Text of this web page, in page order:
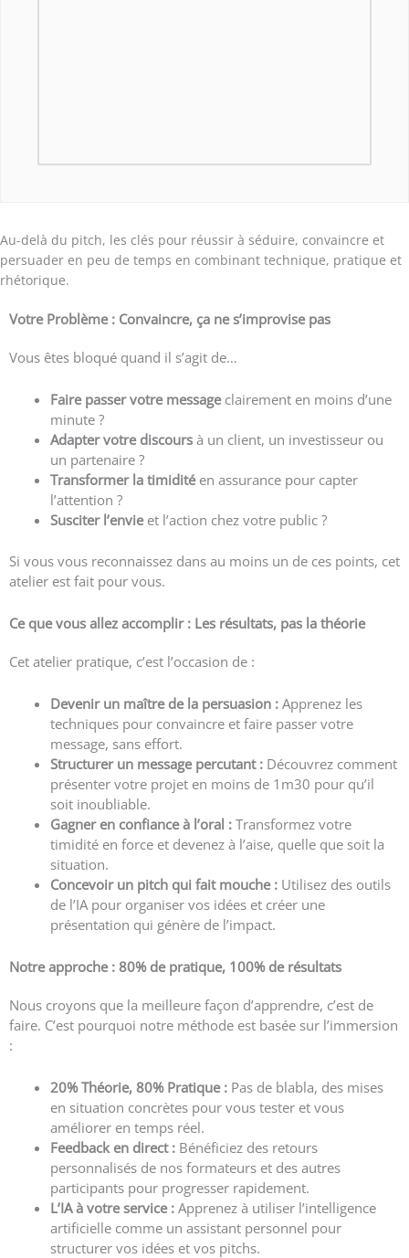
Au-delà du pitch, les clés pour réussir à séduire, convaincre et
persuader en peu de temps en combinant technique, pratique et
rhétorique.
Votre Problème : Convaincre, ça ne s’improvise pas
Vous êtes bloqué quand il s’agit de…
Faire passer votre messageclairement en moins d’une
minute ?
Adapter votre discours à un client, un investisseur ou
un partenaire ?
Transformer la timiditéen assurance pour capter
l’attention ?
Susciter l’envieet l’action chez votre public ?
Si vous vous reconnaissez dans au moins un de ces points, cet
atelier est fait pour vous.
Ce que vous allez accomplir : Les résultats, pas la théorie
Cet atelier pratique, c’est l’occasion de :
Devenir un maître de la persuasion : Apprenez les
techniques pour convaincre et faire passer votre
message, sans effort.
Structurer un message percutant : Découvrez comment
présenter votre projet en moins de 1m30 pour qu’il
soit inoubliable.
Gagner en confiance à l’oral : Transformez votre
timidité en force et devenez à l’aise, quelle que soit la
situation.
Concevoir un pitch qui fait mouche : Utilisez des outils
de l’IA pour organiser vos idées et créer une
présentation qui génère de l’impact.
Notre approche : 80% de pratique, 100% de résultats
Nous croyons que la meilleure façon d’apprendre, c’est de
faire. C’est pourquoi notre méthode est basée sur l’immersion
:
20% Théorie, 80% Pratique : Pas de blabla, des mises
en situation concrètes pour vous tester et vous
améliorer en temps réel.
Feedback en direct : Bénéficiez des retours
personnalisés de nos formateurs et des autres
participants pour progresser rapidement.
L’IA à votre service : Apprenez à utiliser l’intelligence
artificielle comme un assistant personnel pour
structurer vos idées et vos pitchs.